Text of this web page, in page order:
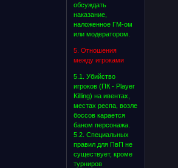
обсуждать
наказание,
наложенное ГМ-ом
или модератором.
5. Отношения
между игроками
5.1. Убийство
игроков (ПК - Player
Killing) на ивентах,
местах респа, возле
боссов карается
баном персонажа.
5.2. Специальных
правил для ПвП не
существует, кроме
турниров